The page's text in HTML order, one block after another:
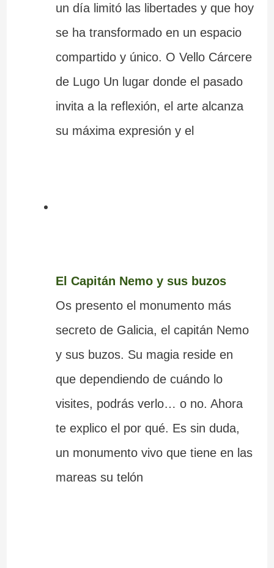
un día limitó las libertades y que hoy
se ha transformado en un espacio
compartido y único. O Vello Cárcere
de Lugo Un lugar donde el pasado
invita a la reflexión, el arte alcanza
su máxima expresión y el
El Capitán Nemo y sus buzos
Os presento el monumento más
secreto de Galicia, el capitán Nemo
y sus buzos. Su magia reside en
que dependiendo de cuándo lo
visites, podrás verlo… o no. Ahora
te explico el por qué. Es sin duda,
un monumento vivo que tiene en las
mareas su telón